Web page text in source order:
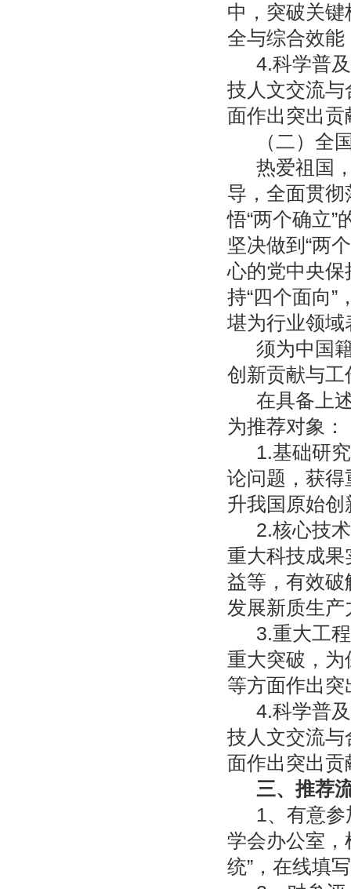
中，突破关
全与综合效
4.科学普
技人文交流
面作出突出贡
（二）全
热爱祖国
导，全面贯
悟“两个确立”
坚决做到“两
心的党中央
持“四个面向
堪为行业领域
须为中国
创新贡献与
在具备上
为推荐对象：
1.基础研
论问题，获
升我国原始
2.核心技
重大科技成
益等，有效
发展新质生
3.重大工
重大突破，
等方面作出突
4.科学普
技人文交流
面作出突出贡
三、推荐
1、有意
学会办公室，
统”，在线填